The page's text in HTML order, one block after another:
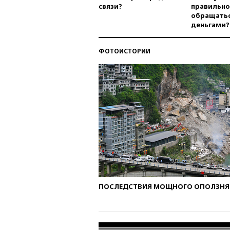
связи?
правильно
деньгами?
ФОТОИСТОРИИ
ПОСЛЕДСТВИЯ МОЩНОГО ОПОЛЗНЯ